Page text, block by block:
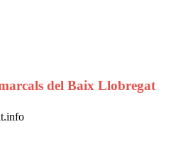
del Baix Llobregat